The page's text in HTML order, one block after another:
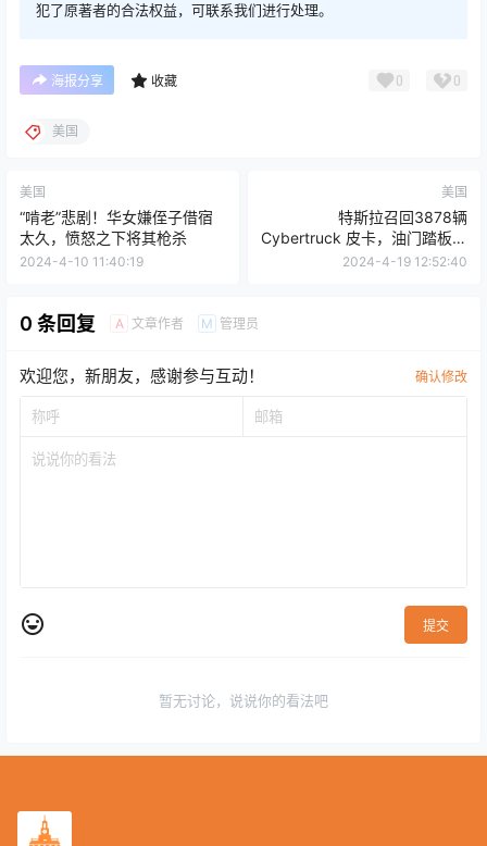
犯了原著者的合法权益，可联系我们进行处理。
海报分享 收藏 0 0
美国
美国
“啃老”悲剧！华女嫌侄子借宿
太久，愤怒之下将其枪杀
2024-4-10 11:40:19
美国
特斯拉召回3878辆
Cybertruck 皮卡，油门踏板存
在安全隐患
2024-4-19 12:52:40
0 条回复 A 文章作者 M 管理员
欢迎您，新朋友，感谢参与互动！ 确认修改
提交
暂无讨论，说说你的看法吧